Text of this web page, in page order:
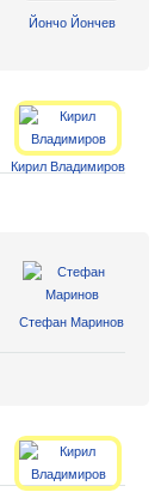
Йончо Йончев
Кирил Владимиров
Стефан Маринов